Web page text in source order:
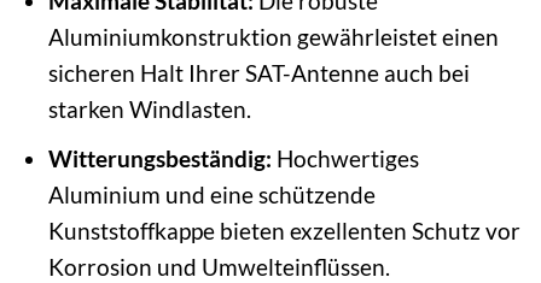
Aluminiumkonstruktion gewährleistet einen
sicheren Halt Ihrer SAT-Antenne auch bei
starken Windlasten.
Witterungsbeständig: Hochwertiges
Aluminium und eine schützende
Kunststoffkappe bieten exzellenten Schutz vor
Korrosion und Umwelteinflüssen.